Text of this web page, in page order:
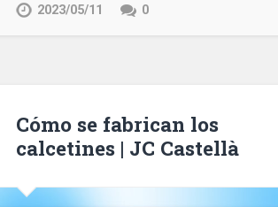
2023/05/11 0
Cómo se fabrican los
calcetines | JC Castellà